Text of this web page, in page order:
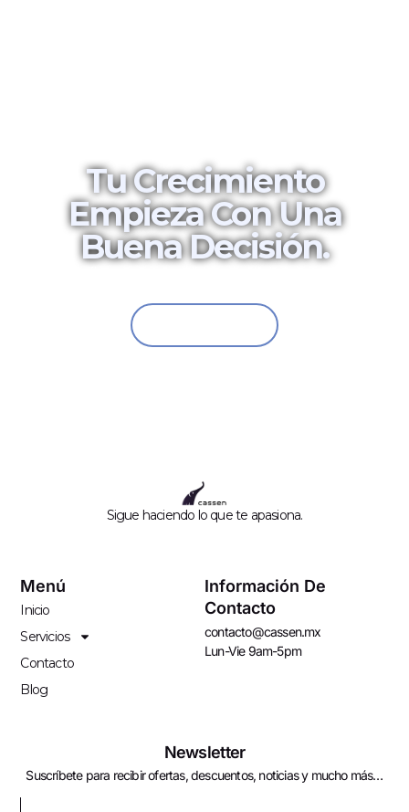
Tu Crecimiento
Empieza Con Una
Buena Decisión.
Sigue haciendo lo que te apasiona.
Menú
Inicio
Servicios
Contacto
Blog
Información De
Contacto
contacto@cassen.mx
Lun-Vie 9am-5pm
Newsletter
Suscríbete para recibir ofertas, descuentos, noticias y mucho más…